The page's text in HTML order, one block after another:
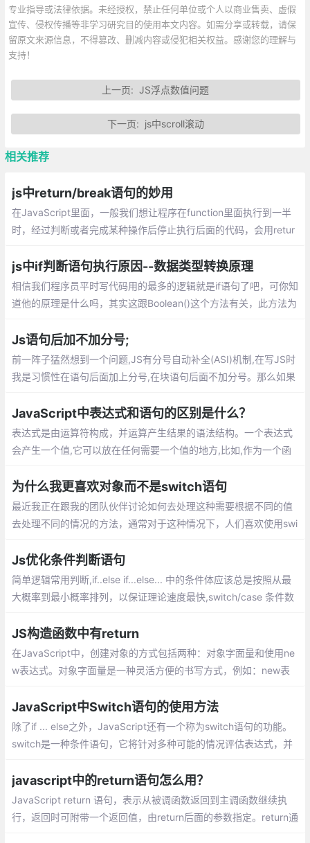
专业指导或法律依据。未经授权，禁止任何单位或个人以商业售卖、虚假
宣传、侵权传播等非学习研究目的使用本文内容。如需分享或转载，请保
留原文来源信息，不得篡改、删减内容或侵犯相关权益。感谢您的理解与
支持！
上一页:JS浮点数值问题
下一页: js中scroll滚动
相关推荐
js中return/break语句的妙用
在JavaScript里面，一般我们想让程序在function里面执行到一半
时，经过判断或者完成某种操作后停止执行后面的代码，会用retur
控制逻辑的流程。
js中if判断语句执行原因--数据类型转换原理
相信我们程序员平时写代码用的最多的逻辑就是if语句了吧，可你知
道他的原理是什么吗，其实这跟Boolean()这个方法有关，此方法为
Js语句后加不加分号;
前一阵子猛然想到一个问题,JS有分号自动补全(ASI)机制,在写JS时
我是习惯性在语句后面加上分号,在块语句后面不加分号。那么如果
加分号还是不加分号?
JavaScript中表达式和语句的区别是什么？
表达式是由运算符构成，并运算产生结果的语法结构。一个表达式
会产生一个值,它可以放在任何需要一个值的地方,比如,作为一个函
为什么我更喜欢对象而不是switch语句
最近我正在跟我的团队伙伴讨论如何去处理这种需要根据不同的值
去处理不同的情况的方法，通常对于这种情况下，人们喜欢使用swi
三种方式(我更为喜欢的方法)，即使用对象进行快速地查找。
Js优化条件判断语句
简单逻辑常用判断,if..else if...else... 中的条件体应该总是按照从最
大概率到最小概率排列，以保证理论速度最快,switch/case 条件数
JS构造函数中有return
在JavaScript中，创建对象的方式包括两种：对象字面量和使用ne
w表达式。对象字面量是一种灵活方便的书写方式，例如：new表
JavaScript中Switch语句的使用方法
除了if ... else之外，JavaScript还有一个称为switch语句的功能。
switch是一种条件语句，它将针对多种可能的情况评估表达式，并
他if块的条件语句密切相关
javascript中的return语句怎么用？
JavaScript return 语句，表示从被调函数返回到主调函数继续执
行，返回时可附带一个返回值，由return后面的参数指定。return通